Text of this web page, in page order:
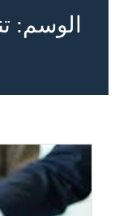
الوسم: